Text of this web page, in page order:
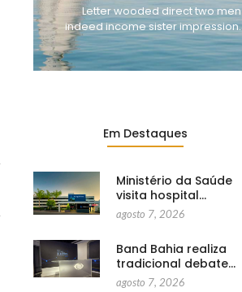
Letter wooded direct two men
indeed income sister impression.
Em Destaques
Ministério da Saúde
visita hospital…
agosto 7, 2026
Band Bahia realiza
tradicional debate…
agosto 7, 2026